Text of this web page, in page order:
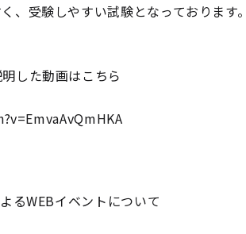
、受験しやすい試験となっております。
した動画はこちら
るWEBイベントについて